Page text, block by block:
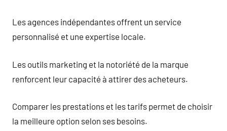
Les agences indépendantes offrent un service
personnalisé et une expertise locale.
Les outils marketing et la notoriété de la marque
renforcent leur capacité à attirer des acheteurs.
Comparer les prestations et les tarifs permet de choisir
la meilleure option selon ses besoins.